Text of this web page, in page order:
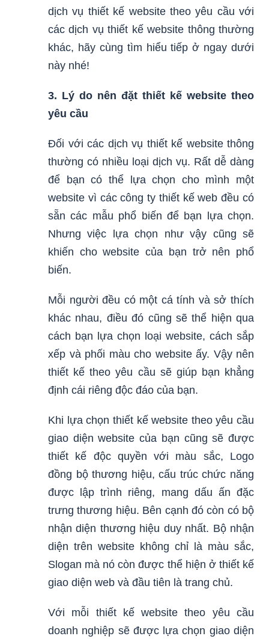
dịch vụ thiết kế website theo yêu cầu với
các dịch vụ thiết kế website thông thường
khác, hãy cùng tìm hiểu tiếp ở ngay dưới
này nhé!
3. Lý do nên đặt thiết kế website theo
yêu cầu
Đối với các dịch vụ thiết kế website thông
thường có nhiều loại dịch vụ. Rất dễ dàng
để bạn có thể lựa chọn cho mình một
website vì các công ty thiết kế web đều có
sẵn các mẫu phổ biến để bạn lựa chọn.
Nhưng việc lựa chọn như vậy cũng sẽ
khiến cho website của bạn trở nên phổ
biến.
Mỗi người đều có một cá tính và sở thích
khác nhau, điều đó cũng sẽ thể hiện qua
cách bạn lựa chọn loại website, cách sắp
xếp và phối màu cho website ấy. Vậy nên
thiết kế theo yêu cầu sẽ giúp bạn khẳng
định cái riêng độc đáo của bạn.
Khi lựa chọn thiết kế website theo yêu cầu
giao diện website của bạn cũng sẽ được
thiết kế độc quyền với màu sắc, Logo
đồng bộ thương hiệu, cấu trúc chức năng
được lập trình riêng, mang dấu ấn đặc
trưng thương hiệu. Bên cạnh đó còn có bộ
nhận diện thương hiệu duy nhất. Bộ nhận
diện trên website không chỉ là màu sắc,
Slogan mà nó còn được thể hiện ở thiết kế
giao diện web và đầu tiên là trang chủ.
Với mỗi thiết kế website theo yêu cầu
doanh nghiệp sẽ được lựa chọn giao diện